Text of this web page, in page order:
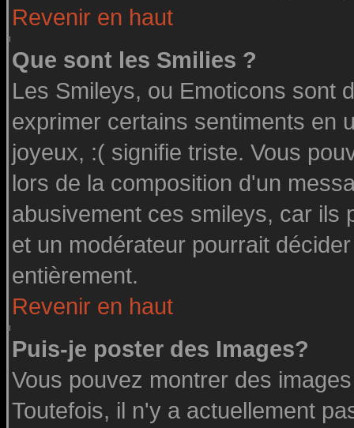
Revenir en haut
Que sont les Smilies ?
Les Smileys, ou Emoticons sont
exprimer certains sentiments en
joyeux, :( signifie triste. Vous
lors de la composition d'un
abusivement ces smileys, car ils
et un modérateur pourrait
entièrement.
Revenir en haut
Puis-je poster des Images?
Vous pouvez montrer des
Toutefois, il n'y a actuellement